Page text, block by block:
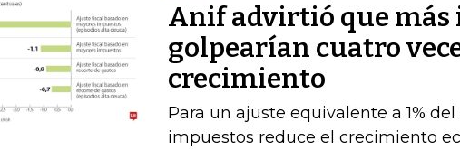
Anif advirtió que más
golpearían cuatro
crecimiento
Para un ajuste equivalente a 1%
impuestos reduce el crecimiento